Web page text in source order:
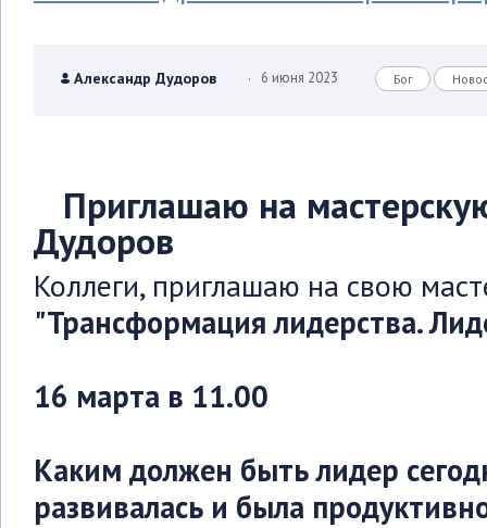
Александр Дудоров . 6 июня 2023 Бог
Приглашаю на
Дудоров
Коллеги, приглашаю на свою
"Трансформация лидерства.
16 марта в 11.00
Каким должен быть лидер
развивалась и была